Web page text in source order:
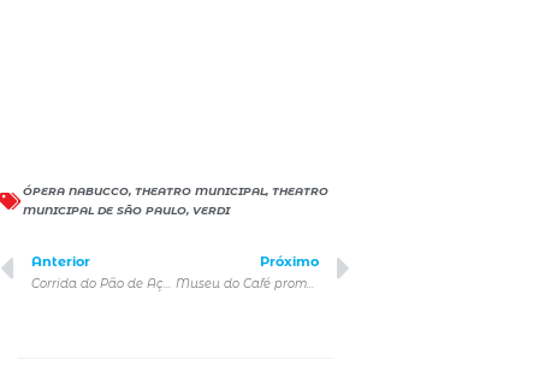
ÓPERA NABUCCO, THEATRO MUNICIPAL, THEATRO
MUNICIPAL DE SÃO PAULO, VERDI
Anterior Próximo
Museu do Café promove nova edição da feira Mercado Coffee